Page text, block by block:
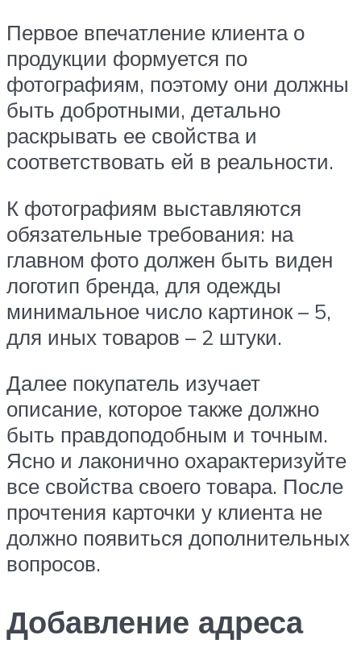
Первое впечатление клиента о
продукции формуется по
фотографиям, поэтому они должны
быть добротными, детально
раскрывать ее свойства и
соответствовать ей в реальности.
К фотографиям выставляются
обязательные требования: на
главном фото должен быть виден
логотип бренда, для одежды
минимальное число картинок – 5,
для иных товаров – 2 штуки.
Далее покупатель изучает
описание, которое также должно
быть правдоподобным и точным.
Ясно и лаконично охарактеризуйте
все свойства своего товара. После
прочтения карточки у клиента не
должно появиться дополнительных
вопросов.
Добавление адреса